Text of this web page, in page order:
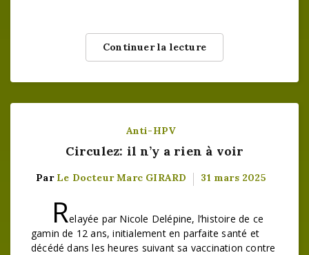
Continuer la lecture
Anti-HPV
Circulez: il n’y a rien à voir
Par Le Docteur Marc GIRARD 31 mars 2025
Relayée par Nicole Delépine, l’histoire de ce
gamin de 12 ans, initialement en parfaite santé et
décédé dans les heures suivant sa vaccination contre